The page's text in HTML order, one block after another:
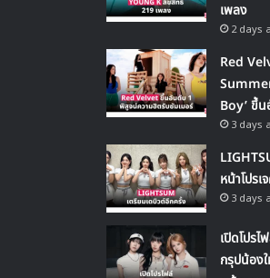
เพลง
2 days
Red
Boy’ ขึ้
3 days
หน้าโปร
3 days
เปิดโปร
กรุปน้อง